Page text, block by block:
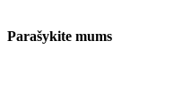
Parašykite mums